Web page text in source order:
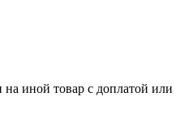
на иной товар с доплатой или